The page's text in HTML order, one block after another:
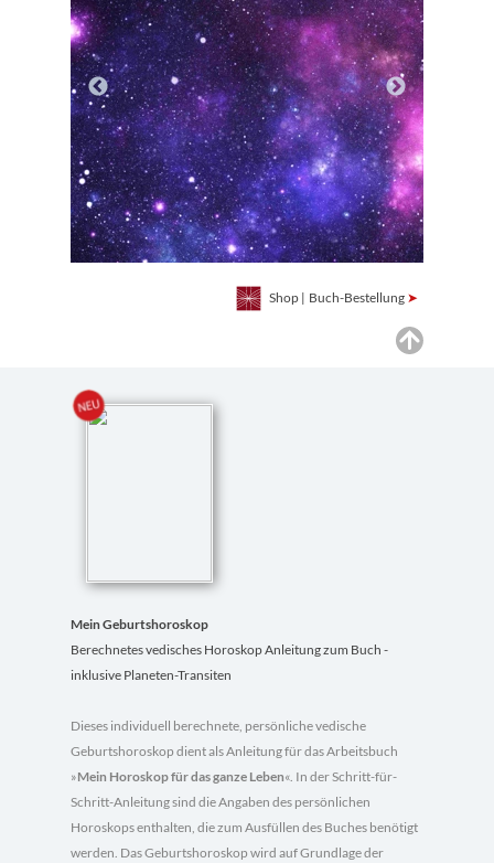
Shop | Buch-Bestellung ➤
Mein Geburtshoroskop
Berechnetes vedisches Horoskop Anleitung zum Buch -
inklusive Planeten-Transiten
Dieses individuell berechnete, persönliche vedische
Geburtshoroskop dient als Anleitung für das Arbeitsbuch
»Mein Horoskop für das ganze Leben«. In der Schritt-für-
Schritt-Anleitung sind die Angaben des persönlichen
Horoskops enthalten, die zum Ausfüllen des Buches benötigt
werden. Das Geburtshoroskop wird auf Grundlage der